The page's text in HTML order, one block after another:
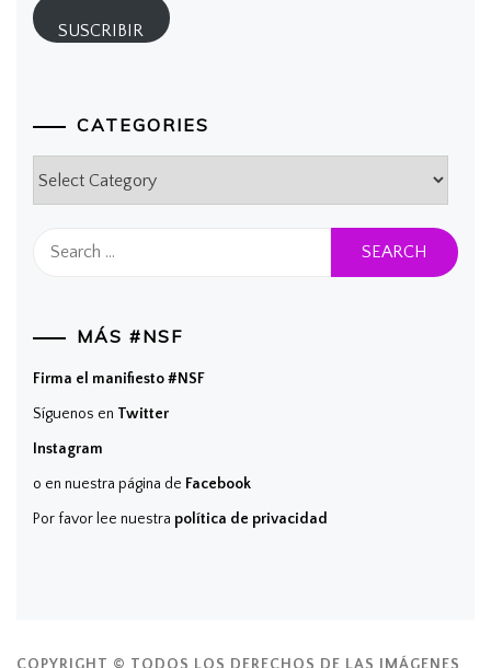
electrónico
SUSCRIBIR
CATEGORIES
for:
MÁS #NSF
Firma el manifiesto #NSF
Síguenos en Twitter
Instagram
o en nuestra página de Facebook
Por favor lee nuestra política de privacidad